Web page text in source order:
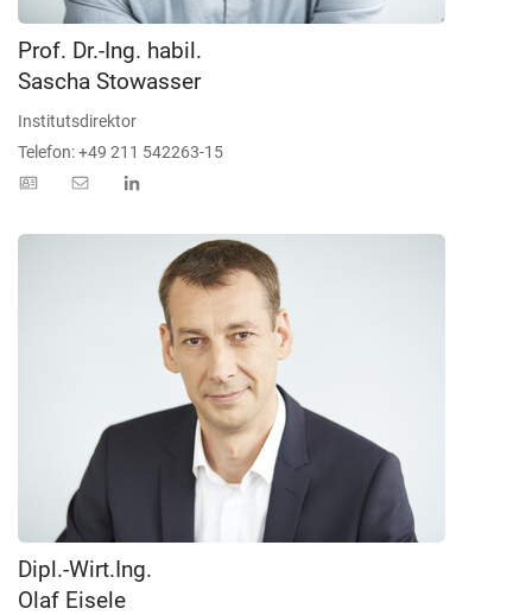
Prof. Dr.-Ing. habil.
Sascha Stowasser
Institutsdirektor
Telefon: +49 211 542263-15
Dipl.-Wirt.Ing.
Olaf Eisele